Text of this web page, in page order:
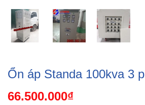
Ổn áp Standa 100kva 3
66.500.000₫